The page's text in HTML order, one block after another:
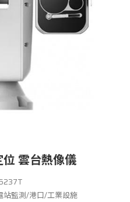
雲台熱像儀
監測/港口/工業設施